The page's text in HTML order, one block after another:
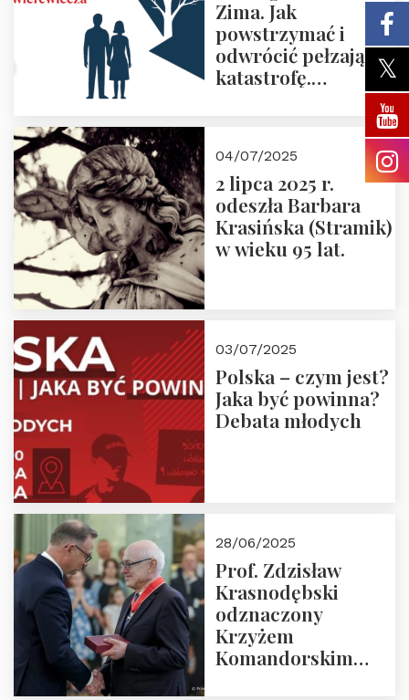
Zima. Jak
powstrzymać i
odwrócić pełzającą
katastrofę.
pierwsze spotkanie
Nowego
Ćwierćwiecza”
04/07/2025
2 lipca 2025 r.
odeszła Barbara
Krasińska (Stramik)
w wieku 95 lat.
03/07/2025
Polska – czym jest?
Jaka być powinna?
Debata młodych
28/06/2025
Prof. Zdzisław
Krasnodębski
odznaczony
Krzyżem
Komandorskim